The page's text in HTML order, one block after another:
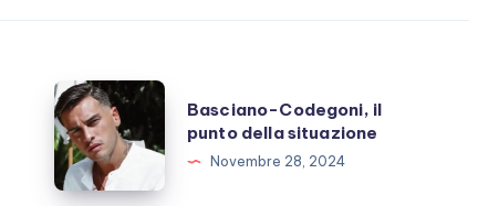
Basciano-
Codegoni,
il
punto
Basciano-Codegoni, il
punto della situazione
Novembre 28, 2024